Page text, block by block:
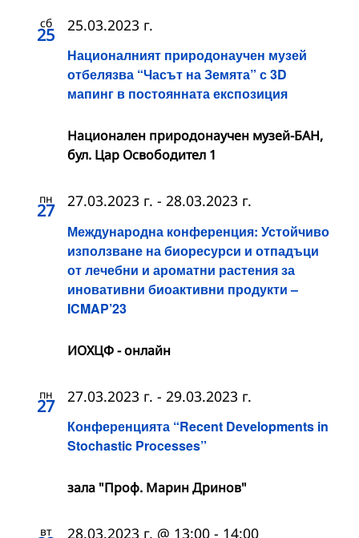
сб
25
Националният природонаучен музей
отбелязва “Часът на Земята” с 3D
мапинг в постоянната експозиция
25.03.2023 г.
Национален природонаучен музей-БАН,
бул. Цар Освободител 1
пн
27
Международна конференция: Устойчиво
използване на биоресурси и отпадъци
от лечебни и ароматни растения за
иновативни биоактивни продукти –
ICMAP’23
27.03.2023 г. - 28.03.2023 г.
ИОХЦФ - онлайн
пн
27
Конференцията “Recent Developments in
Stochastic Processes”
27.03.2023 г. - 29.03.2023 г.
зала "Проф. Марин Дринов"
вт 28.03.2023 г. @ 13:00 - 14:00